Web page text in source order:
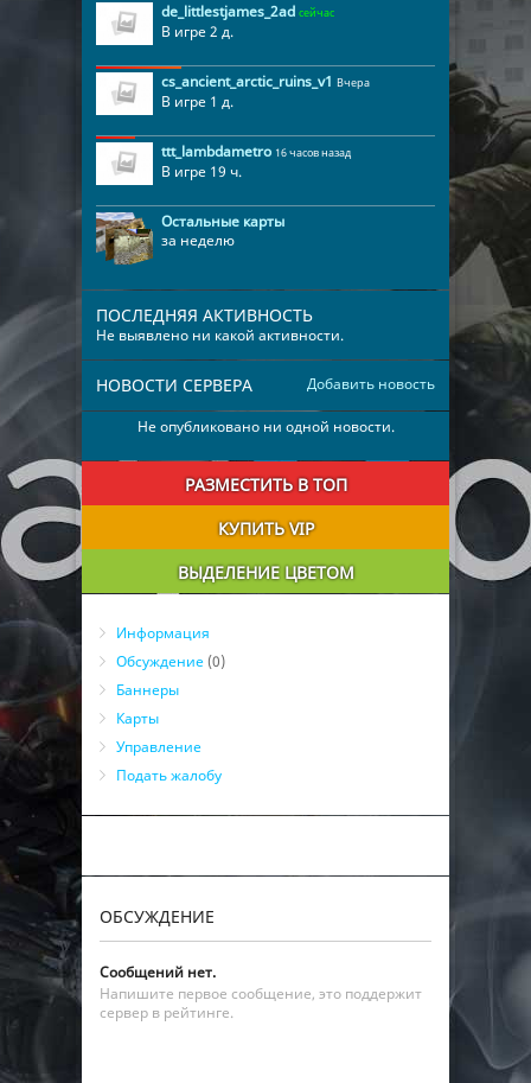
de_littlestjames_2ad сейчас
В игре 2 д.
cs_ancient_arctic_ruins_v1 Вчера
В игре 1 д.
ttt_lambdametro 16 часов назад
В игре 19 ч.
Остальные карты
за неделю
ПОСЛЕДНЯЯ АКТИВНОСТЬ
Не выявлено ни какой активности.
Добавить новость
НОВОСТИ СЕРВЕРА
Не опубликовано ни одной новости.
РАЗМЕСТИТЬ В ТОП
КУПИТЬ VIP
ВЫДЕЛЕНИЕ ЦВЕТОМ
Информация
Обсуждение (0)
Баннеры
Карты
Управление
Подать жалобу
ОБСУЖДЕНИЕ
Сообщений нет.
Напишите первое сообщение, это поддержит
сервер в рейтинге.